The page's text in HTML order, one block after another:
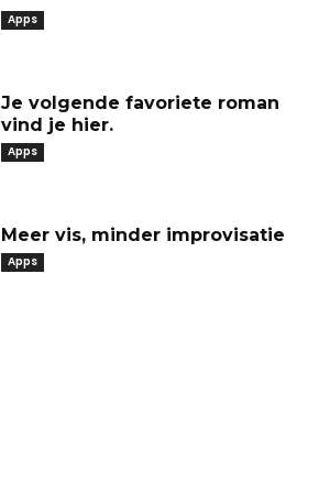
Apps
Je volgende favoriete roman
vind je hier.
Apps
Meer vis, minder improvisatie
Apps